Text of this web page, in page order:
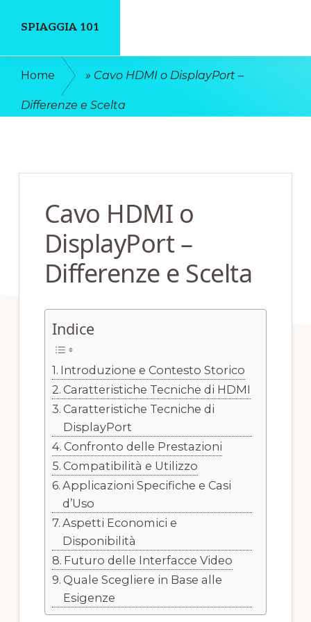
main
content
primary
sidebar
SPIAGGIA 101
Dove
Home » Cavo HDMI o DisplayPort –
Differenze e Scelta
Cavo HDMI o
DisplayPort –
Differenze e Scelta
Indice
Introduzione e Contesto Storico
Caratteristiche Tecniche di HDMI
Caratteristiche Tecniche di
DisplayPort
Confronto delle Prestazioni
Compatibilità e Utilizzo
Applicazioni Specifiche e Casi
d’Uso
Aspetti Economici e
Disponibilità
Futuro delle Interfacce Video
Quale Scegliere in Base alle
Esigenze